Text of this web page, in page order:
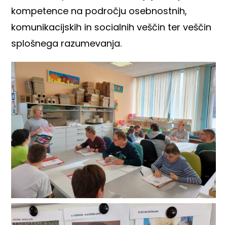
kompetence na področju osebnostnih,
komunikacijskih in socialnih veščin ter veščin
splošnega razumevanja.